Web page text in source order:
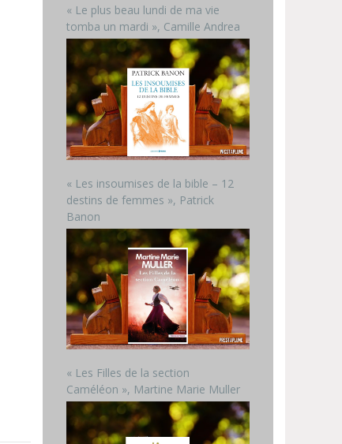
« Le plus beau lundi de ma vie
tomba un mardi », Camille Andrea
« Les insoumises de la bible – 12
destins de femmes », Patrick
Banon
« Les Filles de la section
Caméléon », Martine Marie Muller